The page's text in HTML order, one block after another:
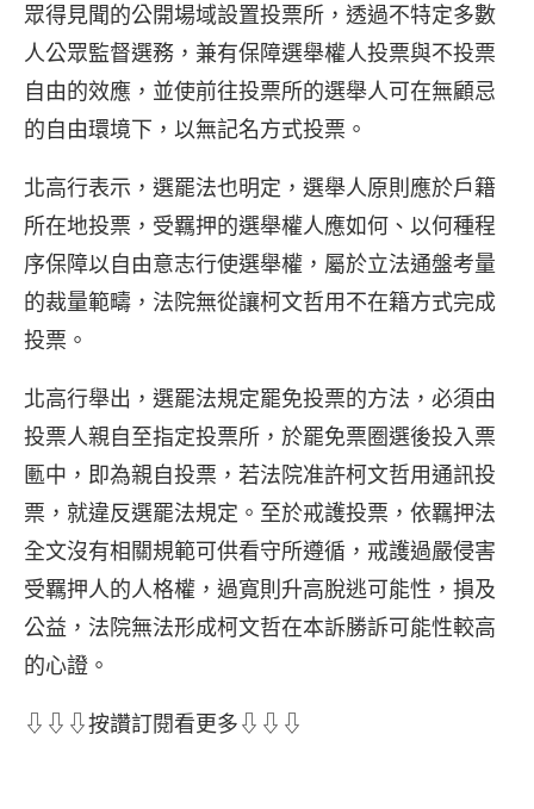
眾得見聞的公開場域設置投票所，透過不特定多數
人公眾監督選務，兼有保障選舉權人投票與不投票
自由的效應，並使前往投票所的選舉人可在無顧忌
的自由環境下，以無記名方式投票。
北高行表示，選罷法也明定，選舉人原則應於戶籍
所在地投票，受羈押的選舉權人應如何、以何種程
序保障以自由意志行使選舉權，屬於立法通盤考量
的裁量範疇，法院無從讓柯文哲用不在籍方式完成
投票。
北高行舉出，選罷法規定罷免投票的方法，必須由
投票人親自至指定投票所，於罷免票圈選後投入票
匭中，即為親自投票，若法院准許柯文哲用通訊投
票，就違反選罷法規定。至於戒護投票，依羈押法
全文沒有相關規範可供看守所遵循，戒護過嚴侵害
受羈押人的人格權，過寬則升高脫逃可能性，損及
公益，法院無法形成柯文哲在本訴勝訴可能性較高
的心證。
⇩⇩⇩按讚訂閱看更多⇩⇩⇩